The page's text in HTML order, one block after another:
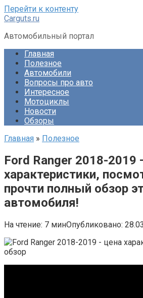
Перейти к контенту
Carguts.ru
Автомобильный портал
Главная
Полезное
Автомобили
Вопросы про авто
Интересное
Мотоциклы
Новости
Обзоры
Главная » Полезное
Ford Ranger 2018-2019
характеристики,
прочти полный обзор
автомобиля!
На чтение: 7 минОпубликовано: